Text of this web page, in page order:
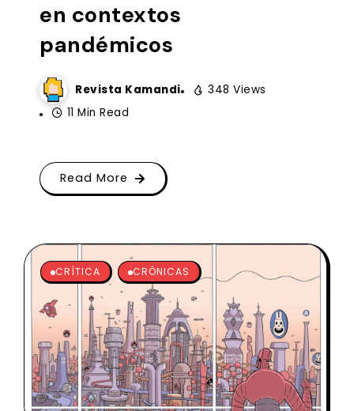
en contextos
pandémicos
Revista Kamandi
348 Views
11 Min Read
Read More
CRÍTICA CRÓNICAS